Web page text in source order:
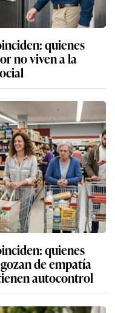
quienes
no viven a la
quienes
de empatía
autocontrol